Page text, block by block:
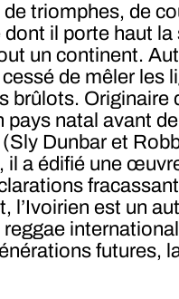
triomphes, de
il porte haut
un continent.
de mêler les
Originaire
natal avant
Dunbar et
il a édifié une
l’Ivoirien est un
futures,